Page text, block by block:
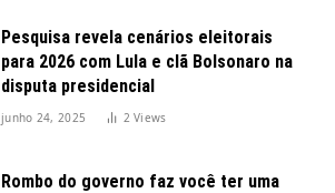
Pesquisa revela cenários eleitorais
para 2026 com Lula e clã Bolsonaro na
disputa presidencial
junho 24, 2025 2Views
Rombo do governo faz você ter uma